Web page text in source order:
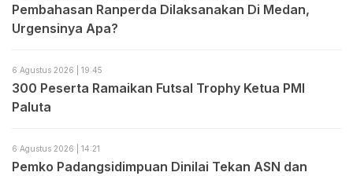
Pembahasan Ranperda Dilaksanakan Di Medan,
Urgensinya Apa?
6 Agustus 2026 | 19:45
300 Peserta Ramaikan Futsal Trophy Ketua PMI
Paluta
6 Agustus 2026 | 14:21
Pemko Padangsidimpuan Dinilai Tekan ASN dan